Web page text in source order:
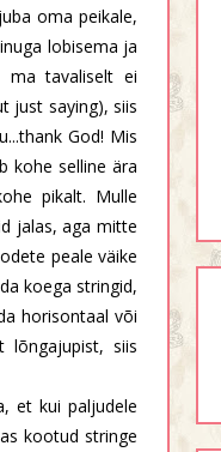
oma peikale,
lobisema ja
ma tavaliselt ei
just saying), siis
God! Mis
kohe selline ära
pikalt. Mulle
jalas, aga mitte
peale väike
koega stringid,
horisontaal või
lõngajupist, siis
et kui paljudele
kootud stringe